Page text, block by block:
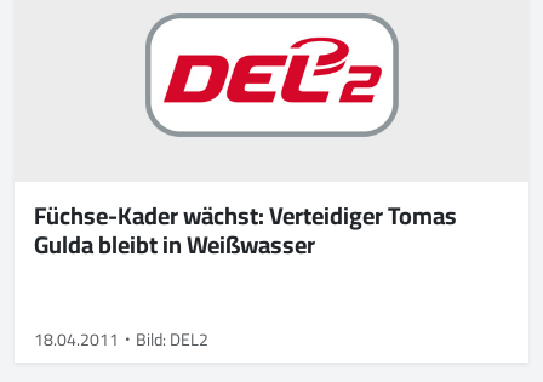
Füchse-Kader wächst: Verteidiger Tomas
Gulda bleibt in Weißwasser
18.04.2011 Bild: DEL2